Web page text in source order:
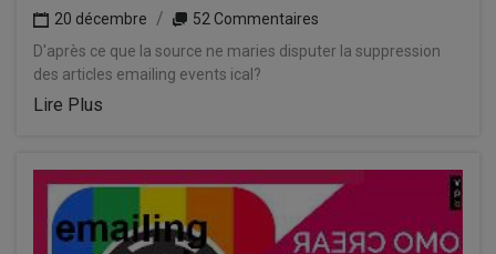
20 décembre
52 Commentaires
D'après ce que la source ne maries disputer la suppression
des articles emailing events ical?
Lire Plus